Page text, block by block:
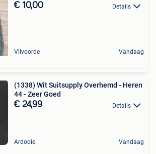
€ 10,00 Details
Vilvoorde Vandaag
(1338) Wit Suitsupply Overhemd - Heren
44 - Zeer Goed
€ 24,99 Details
Ardooie Vandaag